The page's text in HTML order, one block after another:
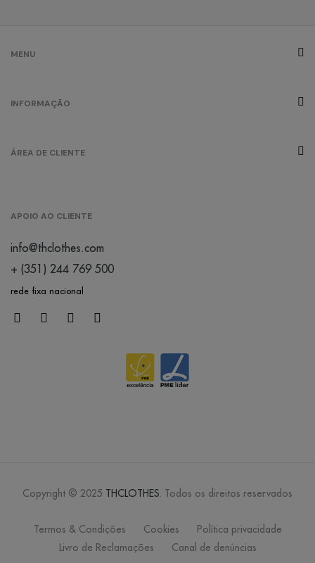
MENU
INFORMAÇÃO
ÁREA DE CLIENTE
APOIO AO CLIENTE
info@thclothes.com
+ (351) 244 769 500
rede fixa nacional
Copyright © 2025 THCLOTHES. Todos os direitos reservados
Termos & Condições Cookies
Política privacidade
Livro de Reclamações
Canal de denúncias